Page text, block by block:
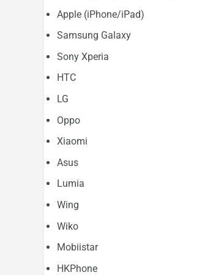
Apple (iPhone/iPad)
Samsung Galaxy
Sony Xperia
HTC
LG
Oppo
Xiaomi
Asus
Lumia
Wing
Wiko
Mobiistar
HKPhone